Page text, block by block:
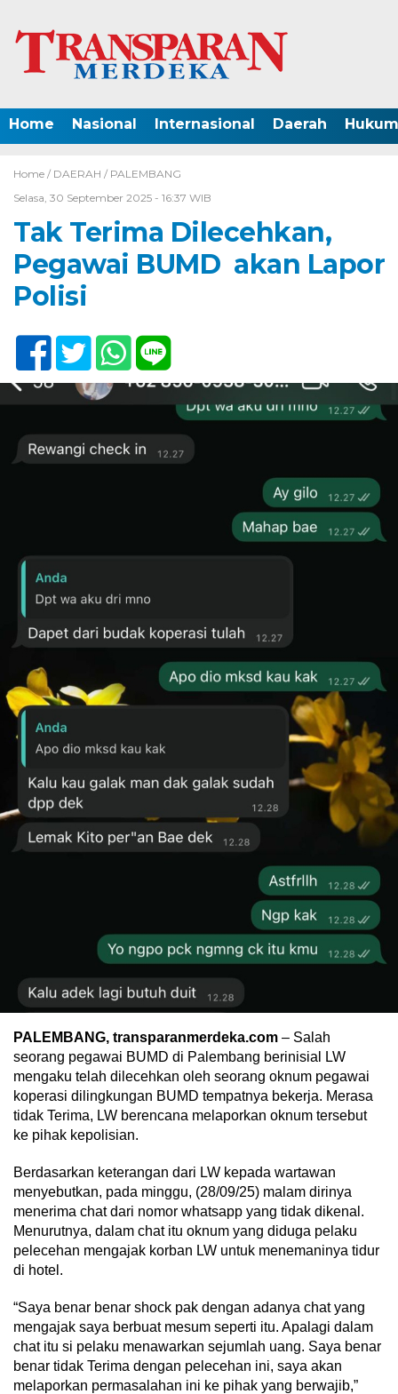
Home Nasional Internasional Daerah
Home / DAERAH / PALEMBANG
Selasa, 30 September 2025 - 16:37 WIB
Tak Terima Dilecehkan,
Pegawai BUMD akan Lapor
Polisi
PALEMBANG, transparanmerdeka.com – Salah
seorang pegawai BUMD di Palembang berinisial LW
mengaku telah dilecehkan oleh seorang oknum pegawai
koperasi dilingkungan BUMD tempatnya bekerja. Merasa
tidak Terima, LW berencana melaporkan oknum tersebut
ke pihak kepolisian.
Berdasarkan keterangan dari LW kepada wartawan
menyebutkan, pada minggu, (28/09/25) malam dirinya
menerima chat dari nomor whatsapp yang tidak dikenal.
Menurutnya, dalam chat itu oknum yang diduga pelaku
pelecehan mengajak korban LW untuk menemaninya tidur
di hotel.
“Saya benar benar shock pak dengan adanya chat yang
mengajak saya berbuat mesum seperti itu. Apalagi dalam
chat itu si pelaku menawarkan sejumlah uang. Saya benar
benar tidak Terima dengan pelecehan ini, saya akan
melaporkan permasalahan ini ke pihak yang berwajib,”